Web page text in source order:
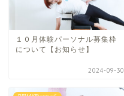
１０月体験パーソナル募集枠
について【お知らせ】
2024-09-30